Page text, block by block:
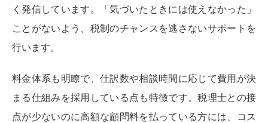
く発信しています。「気づいたときには使えなかった」
ことがないよう、税制のチャンスを逃さないサポートを
行います。
料金体系も明瞭で、仕訳数や相談時間に応じて費用が決
まる仕組みを採用している点も特徴です。税理士との接
点が少ないのに高額な顧問料を払っている方には、コス